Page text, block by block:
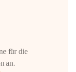
für die
an.